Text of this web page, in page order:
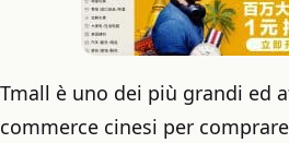
Tmall è uno dei più grandi ed
commerce cinesi per